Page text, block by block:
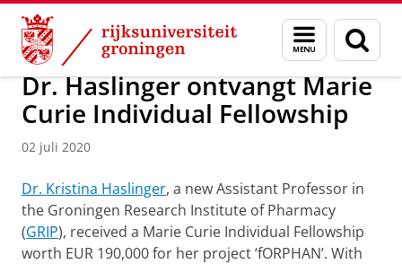
Skip
Content
Skip
Navigation
Menu
en
zoeken
Over ons Faculty of Science and Engineering Nieuws
Dr. Haslinger ontvangt Marie
Curie Individual Fellowship
02 juli 2020
Dr. Kristina Haslinger, a new Assistant Professor in
the Groningen Research Institute of Pharmacy
(GRIP), received a Marie Curie Individual Fellowship
worth EUR 190,000 for her project ‘fORPHAN’. With